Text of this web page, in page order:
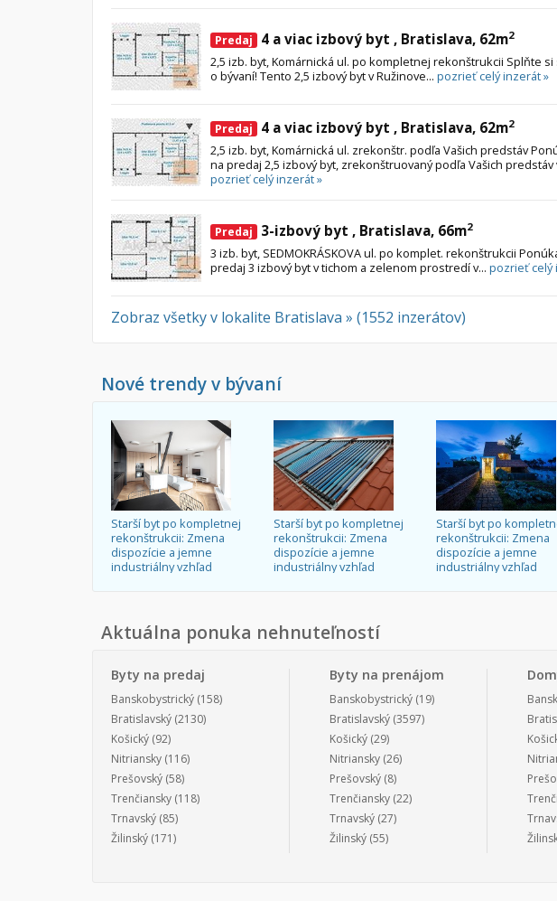
Predaj 4 a viac izbový byt , Bratislava, 62m2
2,5 izb. byt, Komárnická ul. po kompletnej rekonštrukcii Splňte si
o bývaní! Tento 2,5 izbový byt v Ružinove... pozrieť celý inzerát »
Predaj 4 a viac izbový byt , Bratislava, 62m2
2,5 izb. byt, Komárnická ul. zrekonštr. podľa Vašich predstáv
na predaj 2,5 izbový byt, zrekonštruovaný podľa Vašich predstáv
pozrieť celý inzerát »
Predaj 3-izbový byt , Bratislava, 66m2
3 izb. byt, SEDMOKRÁSKOVA ul. po komplet. rekonštrukcii
predaj 3 izbový byt v tichom a zelenom prostredí v... pozrieť celý
Zobraz všetky v lokalite Bratislava » (1552 inzerátov)
Nové trendy v bývaní
Starší byt po kompletnej
rekonštrukcii: Zmena
dispozície a jemne
industriálny vzhľad
Starší byt po kompletnej
rekonštrukcii: Zmena
dispozície a jemne
industriálny vzhľad
Starší byt po
rekonštrukcii: Zmena
dispozície a jemne
industriálny vzhľad
Aktuálna ponuka nehnuteľností
Byty na predaj
Banskobystrický (158)
Bratislavský (2130)
Košický (92)
Nitriansky (116)
Prešovský (58)
Trenčiansky (118)
Trnavský (85)
Žilinský (171)
Byty na prenájom
Banskobystrický(19)
Bratislavský(3597)
Košický(29)
Nitriansky(26)
Prešovský(8)
Trenčiansky(22)
Trnavský(27)
Žilinský(55)